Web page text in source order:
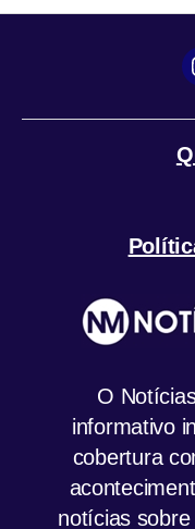
posts
O
informativo
cobertura
notícias